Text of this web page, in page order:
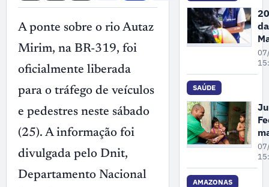
A ponte sobre o rio Autaz
Mirim, na BR-319, foi
oficialmente liberada
para o tráfego de veículos
e pedestres neste sábado
(25). A informação foi
divulgada pelo Dnit,
Departamento Nacional
de
SAÚDE
AMAZONAS